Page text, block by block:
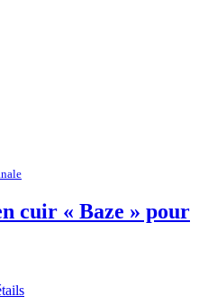
cuir « Baze » pour